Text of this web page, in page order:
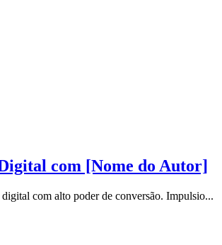
com [Nome do Autor]
com alto poder de conversão. Impulsio...